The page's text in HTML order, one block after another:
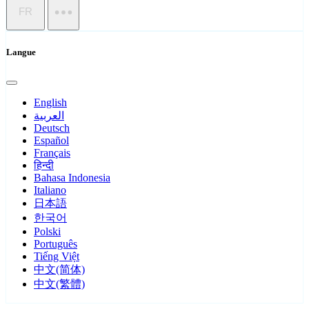
FR
Langue
English
العربية
Deutsch
Español
Français
हिन्दी
Bahasa Indonesia
Italiano
日本語
한국어
Polski
Português
Tiếng Việt
中文(简体)
中文(繁體)